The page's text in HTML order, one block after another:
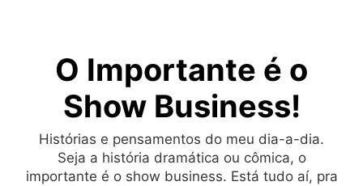
O Importante é o
Show Business!
Histórias e pensamentos do meu dia-a-dia.
Seja a história dramática ou cômica, o
importante é o show business. Está tudo aí, pra